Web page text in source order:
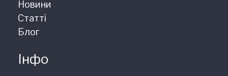
Новини
Статті
Блог
Інфо